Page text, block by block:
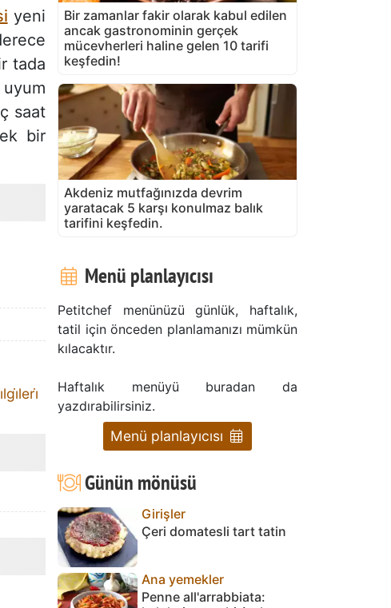
yeni
tada
saat
bir
Bir zamanlar fakir olarak kabul edilen
ancak gastronominin gerçek
mücevherleri haline gelen 10 tarifi
keşfedin!
Akdeniz mutfağınızda devrim
yaratacak 5 karşı konulmaz balık
tarifini keşfedin.
Menü planlayıcısı
Petitchef menünüzü günlük, haftalık,
tatil için önceden planlamanızı mümkün
kılacaktır.
Haftalık menüyü buradan da
yazdırabilirsiniz.
Menü planlayıcısı
Günün mönüsü
Girişler
Çeri domatesli tart tatin
Ana yemekler
Penne all'arrabbiata: